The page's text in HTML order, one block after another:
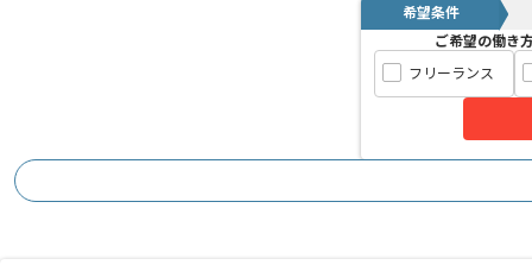
希望条件
ご希望の働き
フリーランス